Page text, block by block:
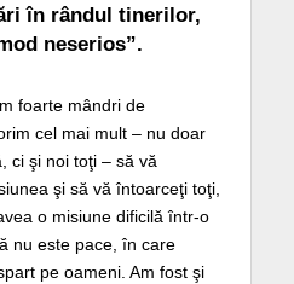
în rândul tinerilor,
neserios”.
foarte mândri de
cel mai mult – nu doar
ci şi noi toţi – să vă
şi să vă întoarceţi toţi,
o misiune dificilă într-o
nu este pace, în care
pe oameni. Am fost şi